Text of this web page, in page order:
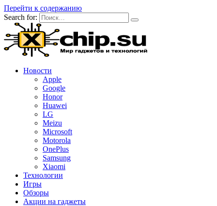
Перейти к содержанию
Search for:
Новости
Apple
Google
Honor
Huawei
LG
Meizu
Microsoft
Motorola
OnePlus
Samsung
Xiaomi
Технологии
Игры
Обзоры
Акции на гаджеты